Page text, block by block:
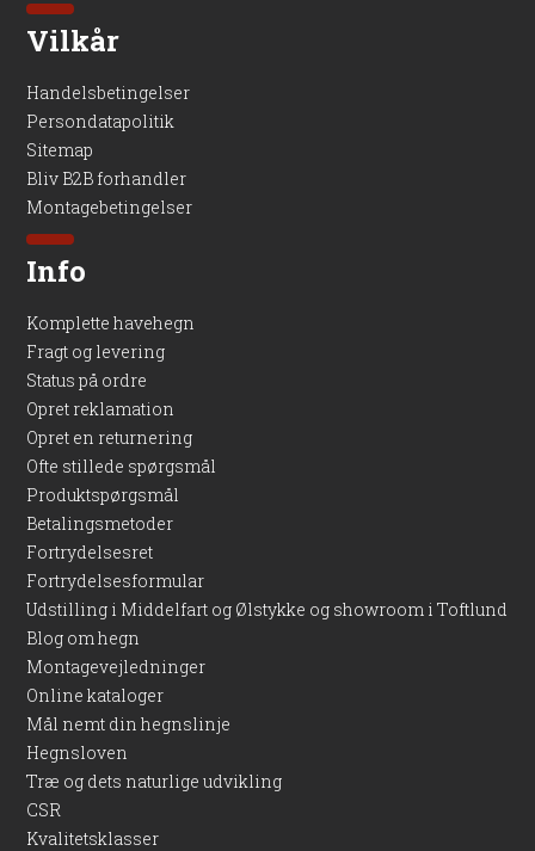
Vilkår
Handelsbetingelser
Persondatapolitik
Sitemap
Bliv B2B forhandler
Montagebetingelser
Info
Komplette havehegn
Fragt og levering
Status på ordre
Opret reklamation
Opret en returnering
Ofte stillede spørgsmål
Produktspørgsmål
Betalingsmetoder
Fortrydelsesret
Fortrydelsesformular
Udstilling i Middelfart og Ølstykke og showroom i Toftlund
Blog om hegn
Montagevejledninger
Online kataloger
Mål nemt din hegnslinje
Hegnsloven
Træ og dets naturlige udvikling
CSR
Kvalitetsklasser